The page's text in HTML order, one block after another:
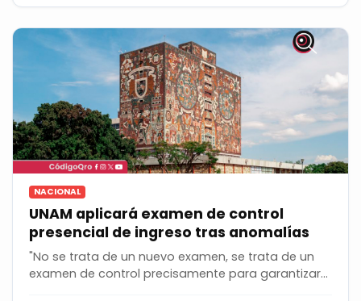
NACIONAL
UNAM aplicará examen de control
presencial de ingreso tras anomalías
"No se trata de un nuevo examen, se trata de un
examen de control precisamente para garantizar